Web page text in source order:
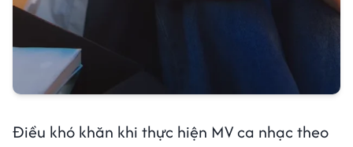
Điều khó khăn khi thực hiện MV ca nhạc theo